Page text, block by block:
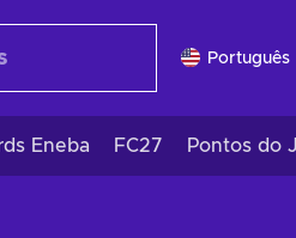
Português
Eneba FC27 Pontos do